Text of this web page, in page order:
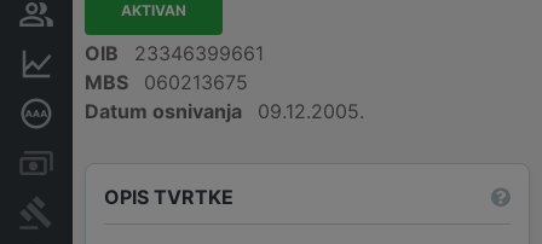
Osobe i vlasništvo
Financijski podaci
Dubinska bonitetna ocjena
Računi i blokade
AKTIVAN
OIB
23346399661
MBS
060213675
Datum osnivanja
09.12.2005.
OPIS TVRTKE